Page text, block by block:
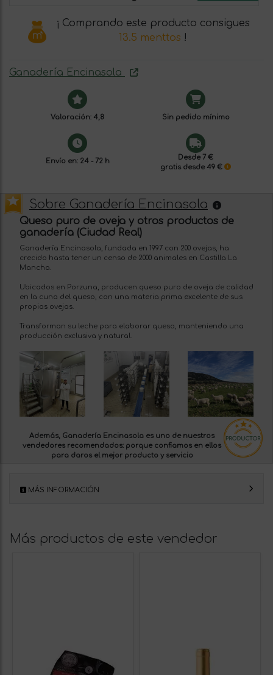
¡ Comprando este producto consigues
13.5 menttos !
Ganadería Encinasola
Valoración: 4,8 Sin pedido mínimo
Envío en: 24 - 72 h
Desde 7 €
gratis desde 49 €
Sobre Ganadería Encinasola
Queso puro de oveja y otros productos de
ganadería (Ciudad Real)
Ganadería Encinasola, fundada en 1997 con 200 ovejas, ha
crecido hasta tener un censo de 2000 animales en Castilla La
Mancha.
Ubicados en Porzuna, producen queso puro de oveja de calidad
en la cuna del queso, con una materia prima excelente de sus
propias ovejas.
Transforman su leche para elaborar queso, manteniendo una
producción exclusiva y natural.
Además, Ganadería Encinasola es uno de nuestros
vendedores recomendados: porque confiamos en ellos
para daros el mejor producto y servicio
MÁS INFORMACIÓN
Más productos de este vendedor